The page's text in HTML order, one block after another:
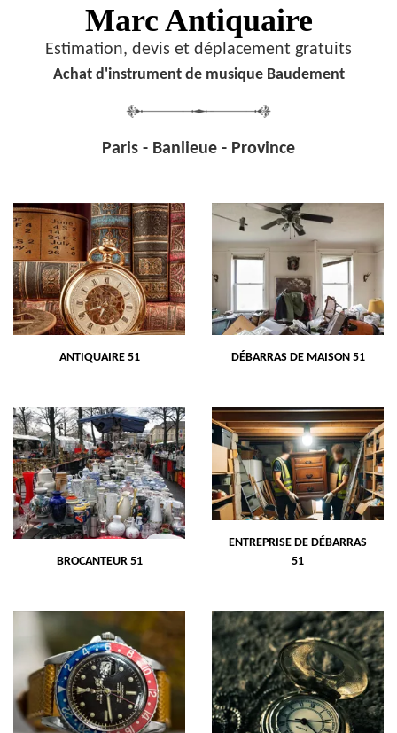
Marc Antiquaire
Estimation, devis et déplacement gratuits
Achat d'instrument de musique Baudement
Paris - Banlieue - Province
ANTIQUAIRE 51 DÉBARRAS DE MAISON 51
BROCANTEUR 51
ENTREPRISE DE DÉBARRAS
51